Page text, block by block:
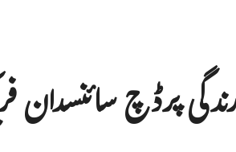
پرڈچ سائنسدان